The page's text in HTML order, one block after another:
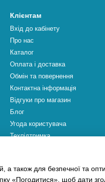
Клієнтам
Вхід до кабінету
Про нас
Каталог
Оплата і доставка
Обмін та повернення
Контактна інформація
Відгуки про магазин
Блог
Угода користувача
Техпідтримка
а також для безпечної та
«Погодитися», щоб дати